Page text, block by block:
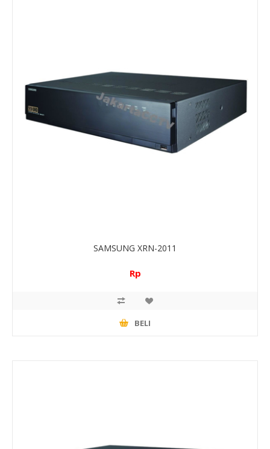
SAMSUNG XRN-2011
Rp
BELI